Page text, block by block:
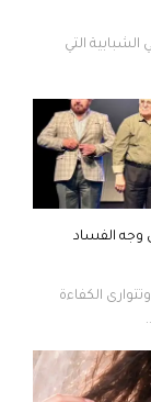
الشبابية التي
وجه الفساد
الكفاءة